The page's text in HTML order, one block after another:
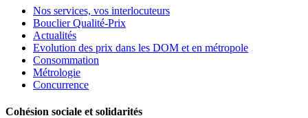
Nos services, vos interlocuteurs
Bouclier Qualité-Prix
Actualités
Evolution des prix dans les DOM et en métropole
Consommation
Métrologie
Concurrence
Cohésion sociale et solidarités